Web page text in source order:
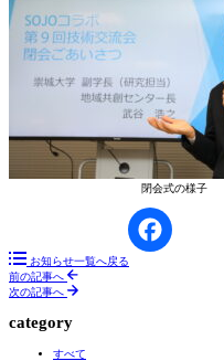
閉会式の様子
お知らせ一覧へ戻る
前の記事へ
次の記事へ
category
すべて